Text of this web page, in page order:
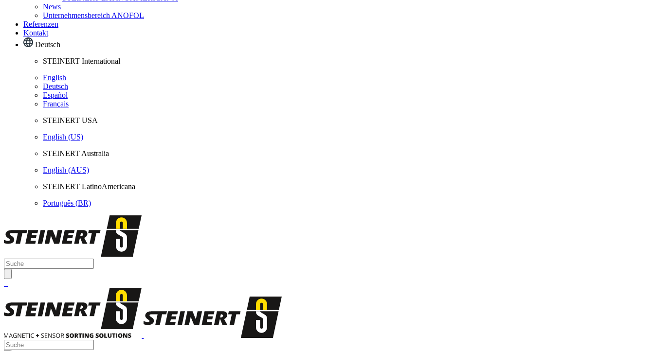
News
Unternehmensbereich ANOFOL
Referenzen
Kontakt
Deutsch
STEINERT International
English
Deutsch
Español
Français
STEINERT USA
English (US)
STEINERT Australia
English (AUS)
STEINERT LatinoAmericana
Português (BR)